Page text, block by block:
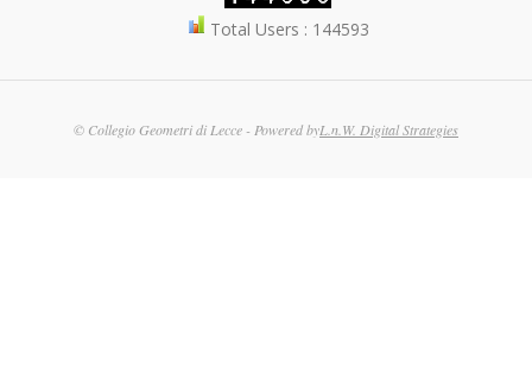
Total Users : 144593
© Collegio Geometri di Lecce - Powered byL.n.W. Digital Strategies